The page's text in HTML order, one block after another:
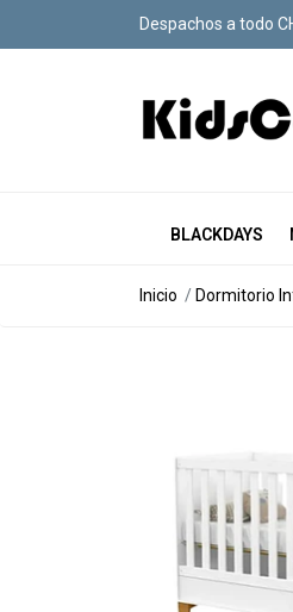
Despachos a todo
BLACKDAYS
Inicio Dormitorio